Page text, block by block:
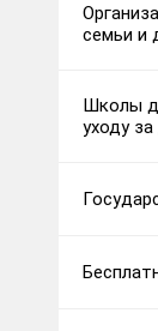
семьи и
Школы
уходу